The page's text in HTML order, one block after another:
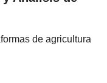
de agricultura